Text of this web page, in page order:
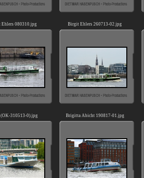
080310.jpg Birgit Ehlers 260713-02.jpg
310513-0).jpg Brigitta Abicht 190817-01.jpg